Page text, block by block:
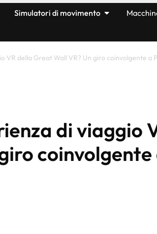
Simulatori di movimento
VR della Great Wall VR? Un giro coinvolgente a
di viaggio
coinvolgente